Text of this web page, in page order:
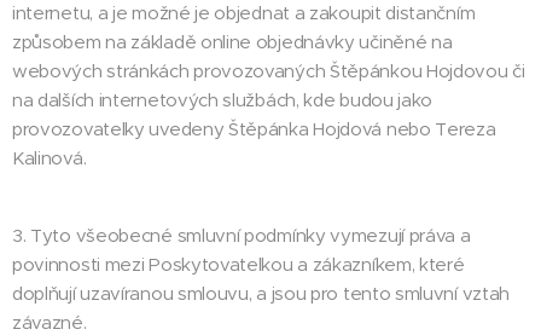
internetu, a je možné je objednat a zakoupit distančním
způsobem na základě online objednávky učiněné na
webových stránkách provozovaných Štěpánkou Hojdovou či
na dalších internetových službách, kde budou jako
provozovatelky uvedeny Štěpánka Hojdová nebo Tereza
Kalinová.
3. Tyto všeobecné smluvní podmínky vymezují práva a
povinnosti mezi Poskytovatelkou a zákazníkem, které
doplňují uzavíranou smlouvu, a jsou pro tento smluvní vztah
závazné.